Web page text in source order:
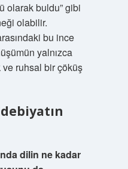
olarak buldu” gibi
olabilir.
bu ince
yalnızca
ruhsal bir çöküş
dilin ne kadar